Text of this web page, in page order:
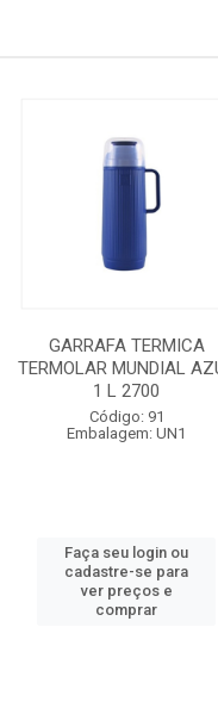
GARRAFA TERMICA
TERMOLAR MUNDIAL
1 L 2700
Código: 91
Embalagem: UN1
Faça seu login ou
cadastre-se para
ver preços e
comprar